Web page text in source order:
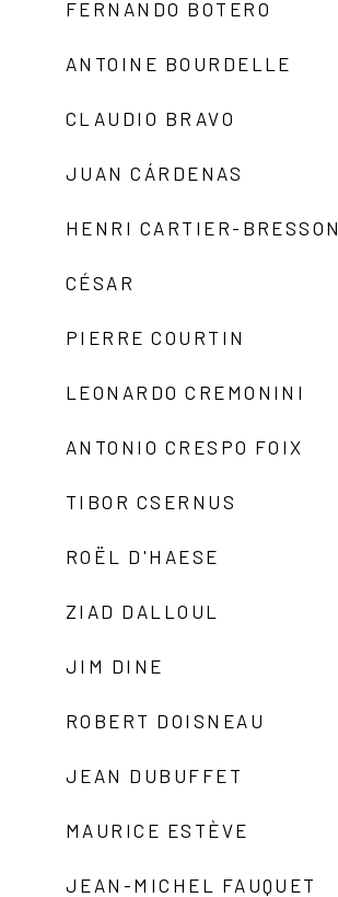
FERNANDO BOTERO
ANTOINE BOURDELLE
CLAUDIO BRAVO
JUAN CÁRDENAS
HENRI CARTIER-BRESSON
CÉSAR
PIERRE COURTIN
LEONARDO CREMONINI
ANTONIO CRESPO FOIX
TIBOR CSERNUS
ROËL D'HAESE
ZIAD DALLOUL
JIM DINE
ROBERT DOISNEAU
JEAN DUBUFFET
MAURICE ESTÈVE
JEAN-MICHEL FAUQUET